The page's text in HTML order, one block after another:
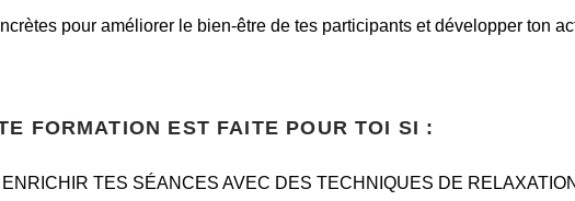
pour améliorer le bien-être de tes participants et développer ton
FORMATION EST FAITE POUR TOI SI :
TES SÉANCES AVEC DES TECHNIQUES DE RELAXATION